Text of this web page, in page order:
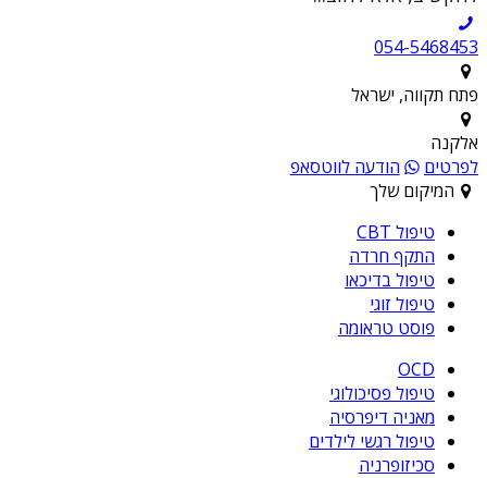
054-5468453
פתח תקווה, ישראל
אלקנה
לפרטים
הודעה לווטסאפ
המיקום שלך
טיפול CBT
התקף חרדה
טיפול בדיכאו
טיפול זוגי
פוסט טראומה
OCD
טיפול פסיכולוגי
מאניה דיפרסיה
טיפול רגשי לילדים
סכיזופרניה